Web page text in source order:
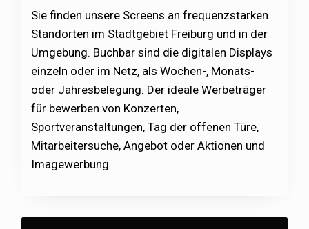
Sie finden unsere Screens an frequenzstarken
Standorten im Stadtgebiet Freiburg und in der
Umgebung. Buchbar sind die digitalen Displays
einzeln oder im Netz, als Wochen-, Monats-
oder Jahresbelegung. Der ideale Werbeträger
für bewerben von Konzerten,
Sportveranstaltungen, Tag der offenen Türe,
Mitarbeitersuche, Angebot oder Aktionen und
Imagewerbung